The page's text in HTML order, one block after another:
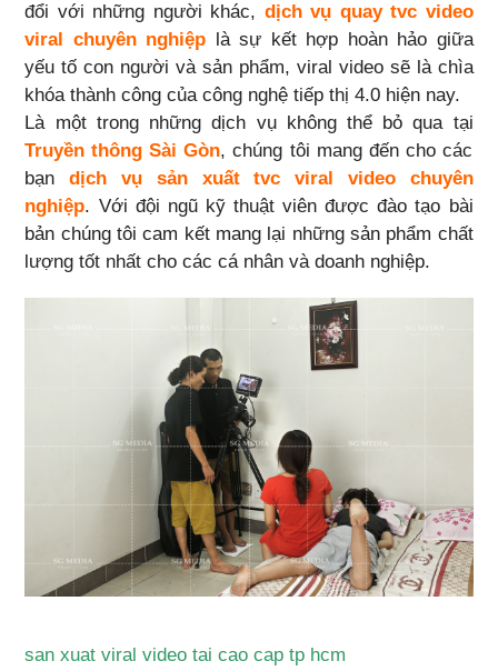
đổi với những người khác, dịch vụ quay tvc video
viral chuyên nghiệp là sự kết hợp hoàn hảo giữa
yếu tố con người và sản phẩm, viral video sẽ là chìa
khóa thành công của công nghệ tiếp thị 4.0 hiện nay.
Là một trong những dịch vụ không thể bỏ qua tại
Truyền thông Sài Gòn, chúng tôi mang đến cho các
bạndịch vụ sản xuất tvc viral video chuyên
nghiệp. Với đội ngũ kỹ thuật viên được đào tạo bài
bản chúng tôi cam kết mang lại những sản phẩm chất
lượng tốt nhất cho các cá nhân và doanh nghiệp.
san xuat viral video tai cao cap tp hcm